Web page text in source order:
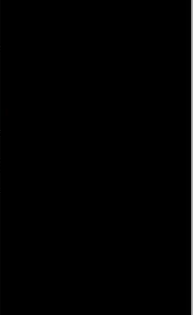
de electricidad
Azer
de equipamiento de
de cámara) y
de cámara)